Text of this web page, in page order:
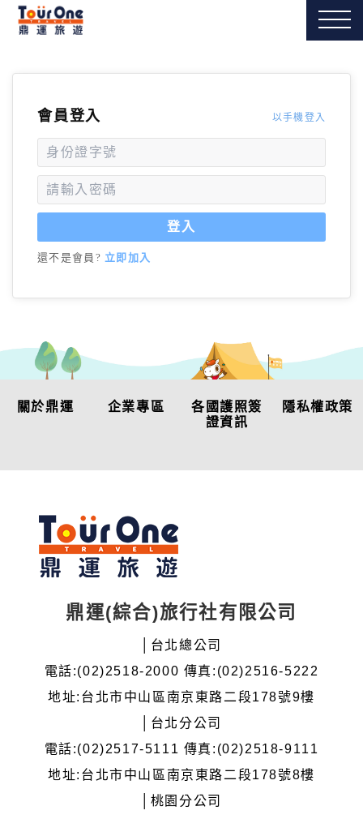
會員登入 以手機登入
登入
還不是會員? 立即加入
關於鼎運 企業專區
各國護照簽
證資訊
隱私權政策
鼎運(綜合)旅行社有限公司
│台北總公司
電話:(02)2518-2000 傳真:(02)2516-5222
地址:台北市中山區南京東路二段178號9樓
│台北分公司
電話:(02)2517-5111 傳真:(02)2518-9111
地址:台北市中山區南京東路二段178號8樓
│桃園分公司